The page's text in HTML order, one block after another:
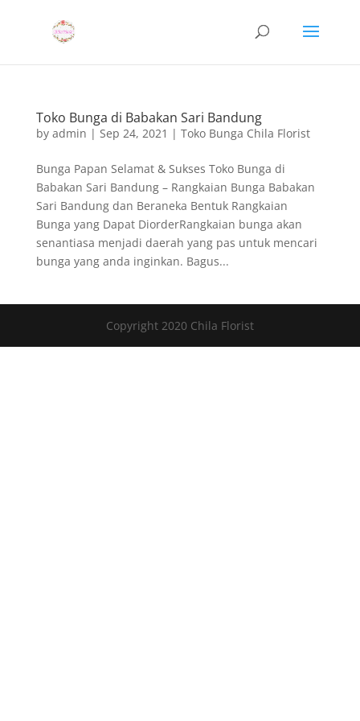
Toko Bunga di Babakan Sari Bandung
by admin | Sep 24, 2021 | Toko Bunga Chila Florist
Bunga Papan Selamat & Sukses Toko Bunga di
Babakan Sari Bandung – Rangkaian Bunga Babakan
Sari Bandung dan Beraneka Bentuk Rangkaian
Bunga yang Dapat DiorderRangkaian bunga akan
senantiasa menjadi daerah yang pas untuk mencari
bunga yang anda inginkan. Bagus...
Copyright 2020 Chila Florist